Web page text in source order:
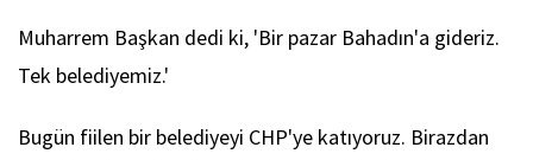
Muharrem Başkan dedi ki, 'Bir pazar Bahadın'a gideriz.
Tek belediyemiz.'
Bugün fiilen bir belediyeyi CHP'ye katıyoruz. Birazdan